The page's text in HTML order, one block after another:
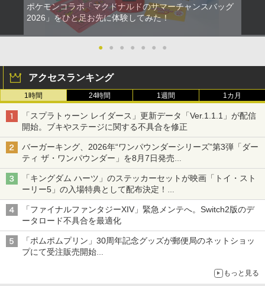
ポケモンコラボ「マクドナルドのサマーチャンスバッグ
2026」をひと足お先に体験してみた！
● ● ● ● ● ● ●
アクセスランキング
1時間 24時間 1週間 1カ月
「スプラトゥーン レイダース」更新データ「Ver.1.1.1」が配信
開始。ブキやステージに関する不具合を修正
バーガーキング、2026年“ワンパウンダーシリーズ”第3弾「ダー
ティ ザ・ワンパウンダー」を8月7日発売
「特製ガーリックマヨソース」を使用した超大型チーズバーガー
「キングダム ハーツ」のステッカーセットが映画「トイ・スト
ーリー5」の入場特典として配布決定！
本日8月7日より先着・数量限定で配布
「ファイナルファンタジーXIV」緊急メンテへ。Switch2版のデ
ータロード不具合を最適化
「ポムポムプリン」30周年記念グッズが郵便局のネットショッ
プにて受注販売開始
もっと見る